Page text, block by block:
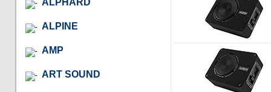
ALPINE
AMP
ART SOUND